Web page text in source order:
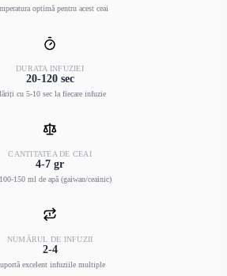
optimă pentru acest ceai
DURATA INFUZIEI
20-120 sec
cu 5-10 sec la fiecare infuzie
CANTITATEA DE CEAI
4-7 gr
150 ml de apă (gaiwan/ceainic)
NUMĂRUL DE INFUZII
2-4
excelent infuziile multiple